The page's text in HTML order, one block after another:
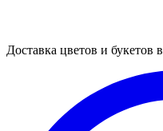
Доставка цветов и букетов